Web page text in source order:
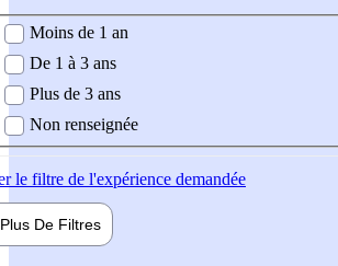
demandée
Moins de 1 an
De 1 à 3 ans
Plus de 3 ans
Non renseignée
le filtre de l'expérience demandée
Plus De Filtres